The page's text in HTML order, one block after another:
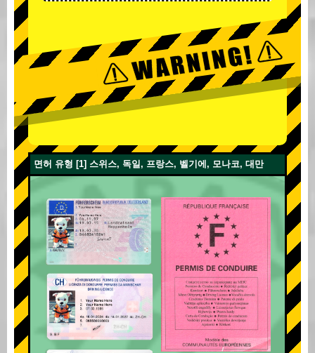
면허 유형 [1] 스위스, 독일, 프랑스, 벨기에, 모나코, 대만